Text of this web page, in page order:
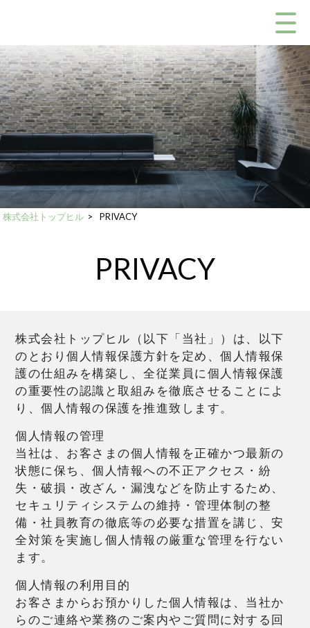
株式会社トップヒル > PRIVACY
PRIVACY
株式会社トップヒル（以下「当社」）は、以下
のとおり個人情報保護方針を定め、個人情報保
護の仕組みを構築し、全従業員に個人情報保護
の重要性の認識と取組みを徹底させることによ
り、個人情報の保護を推進致します。
個人情報の管理
当社は、お客さまの個人情報を正確かつ最新の
状態に保ち、個人情報への不正アクセス・紛
失・破損・改ざん・漏洩などを防止するため、
セキュリティシステムの維持・管理体制の整
備・社員教育の徹底等の必要な措置を講じ、安
全対策を実施し個人情報の厳重な管理を行ない
ます。
個人情報の利用目的
お客さまからお預かりした個人情報は、当社か
らのご連絡や業務のご案内やご質問に対する回